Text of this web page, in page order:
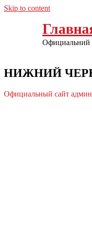
Skip to content
Официальний
НИЖНИЙ
Официальный сайт